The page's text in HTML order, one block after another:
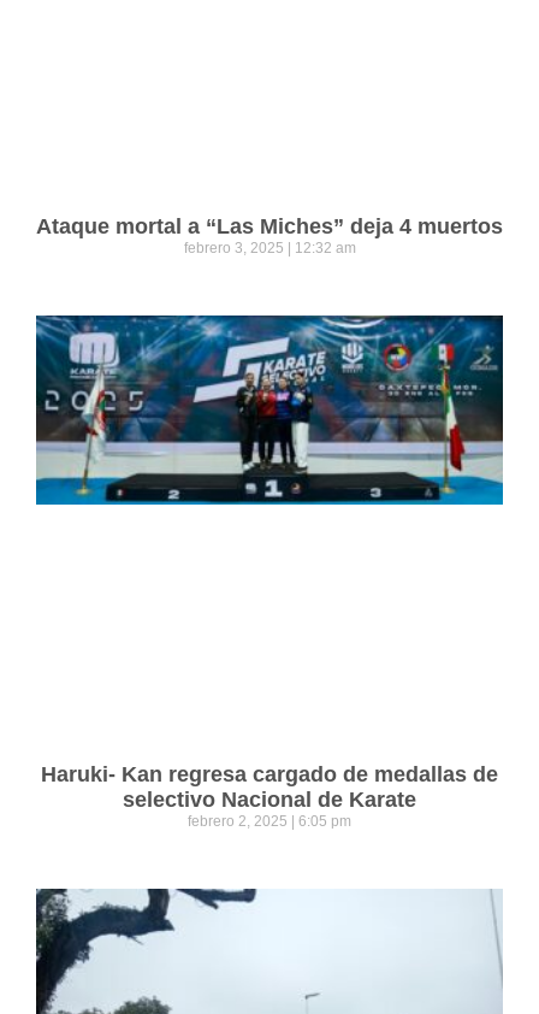
Ataque mortal a “Las Miches” deja 4 muertos
febrero 3, 2025 12:32 am
Haruki- Kan regresa cargado de medallas de
selectivo Nacional de Karate
febrero 2, 2025 6:05 pm